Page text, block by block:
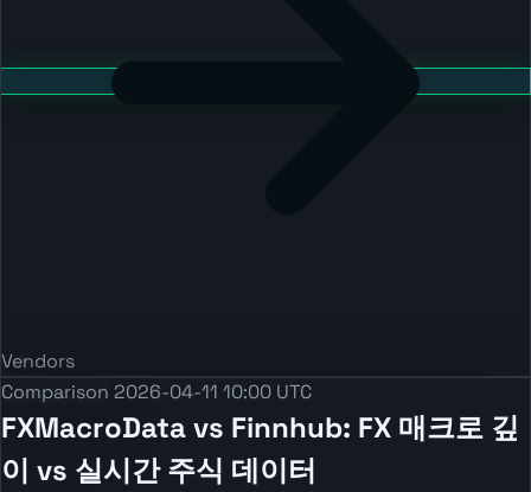
Vendors
Comparison 2026-04-11 10:00 UTC
FXMacroData vs Finnhub: FX 매크로 깊
이 vs 실시간 주식 데이터